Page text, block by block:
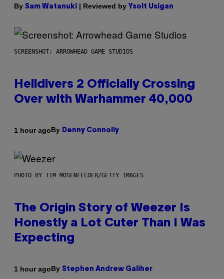
By Sam Watanuki | Reviewed by Ysolt Usigan
SCREENSHOT: ARROWHEAD GAME STUDIOS
Helldivers 2 Officially Crossing
Over with Warhammer 40,000
1 hour agoBy Denny Connolly
PHOTO BY TIM MOSENFELDER/GETTY IMAGES
The Origin Story of Weezer Is
Honestly a Lot Cuter Than I Was
Expecting
1 hour agoBy Stephen Andrew Galiher